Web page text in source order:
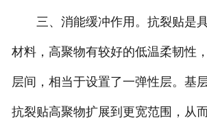
三、消能缓冲作用。抗裂贴是具
材料，高聚物有较好的低温柔韧性
层间，相当于设置了一弹性层。基
抗裂贴高聚物扩展到更宽范围，从